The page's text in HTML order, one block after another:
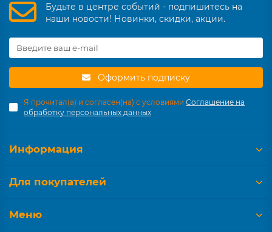
Будьте в центре событий - подпишитесь на
наши новости! Новинки, скидки, акции.
Оформить подписку
Я прочитал(а) и согласен(на) с условиями Соглашение на
обработку персональных данных
Информация
Для покупателей
Меню